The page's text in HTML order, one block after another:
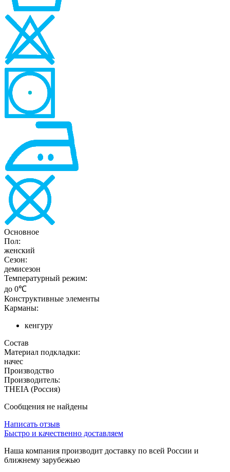
Основное
Пол:
женский
Сезон:
демисезон
Температурный режим:
до 0℃
Конструктивные элементы
Карманы:
кенгуру
Состав
Материал подкладки:
начес
Производство
Производитель:
THEIA (Россия)
Сообщения не найдены
Написать отзыв
Быстро и качественно доставляем
Наша компания производит доставку по всей России и
ближнему зарубежью